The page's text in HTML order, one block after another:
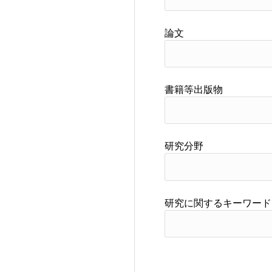
論文
書籍等出版物
研究分野
研究に関するキーワード